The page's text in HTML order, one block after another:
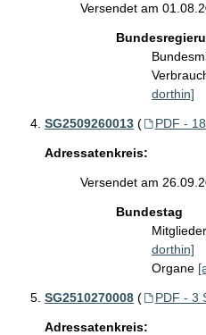
Versendet am
dorthin]
SG2509260013 ( PDF -
Adressatenkreis:
Versendet am
Bundestag
dorthin]
Organe
SG2510270008 ( PDF - 3
Adressatenkreis: